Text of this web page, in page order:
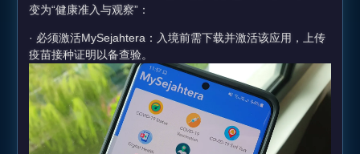
变为“健康准入与观察”：
· 必须激活MySejahtera：入境前需下载并激活该应用，上传
疫苗接种证明以备查验。